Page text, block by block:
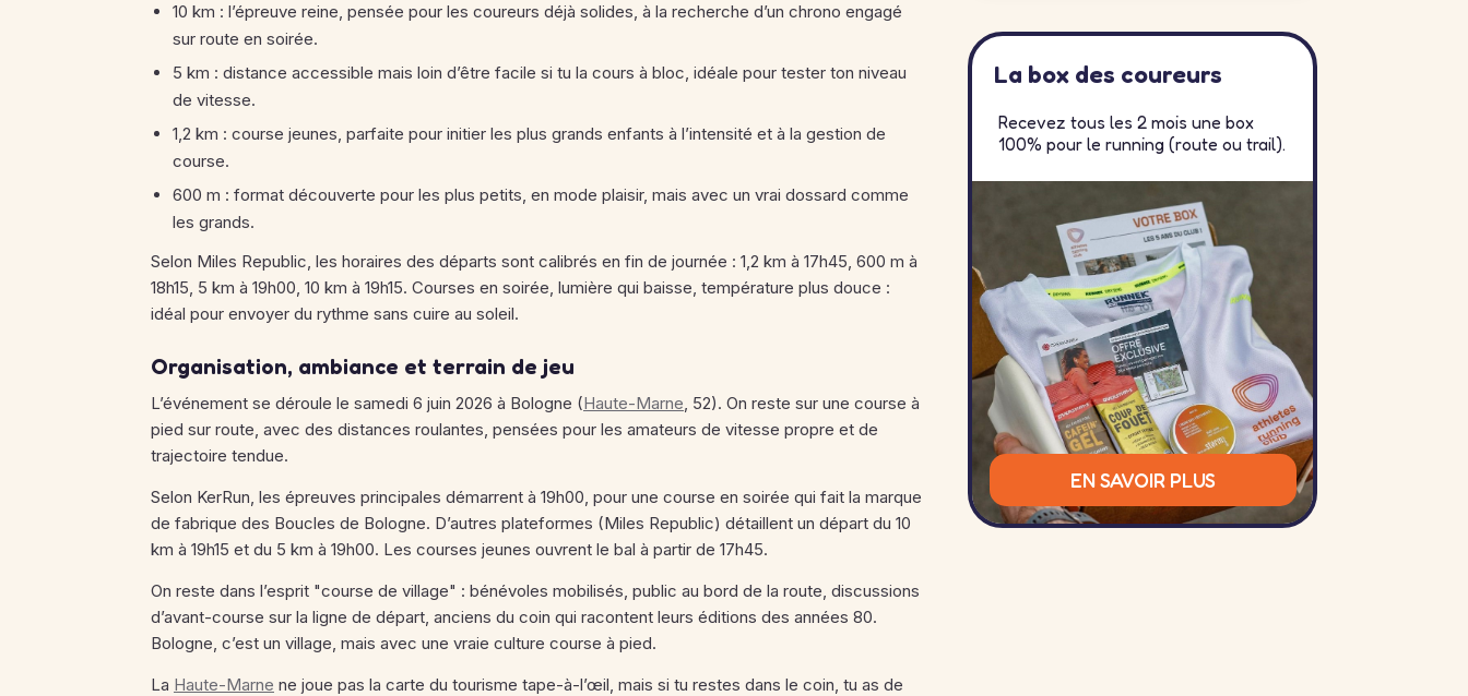
10 km : l’épreuve reine, pensée pour les coureurs déjà solides, à la recherche d’un chrono engagé
sur route en soirée.
5 km : distance accessible mais loin d’être facile si tu la cours à bloc, idéale pour tester ton niveau
de vitesse.
1,2 km : course jeunes, parfaite pour initier les plus grands enfants à l’intensité et à la gestion de
course.
600 m : format découverte pour les plus petits, en mode plaisir, mais avec un vrai dossard comme
les grands.
Selon Miles Republic, les horaires des départs sont calibrés en fin de journée : 1,2 km à 17h45, 600 m à
18h15, 5 km à 19h00, 10 km à 19h15. Courses en soirée, lumière qui baisse, température plus douce :
idéal pour envoyer du rythme sans cuire au soleil.
Organisation, ambiance et terrain de jeu
L’événement se déroule le samedi 6 juin 2026 à Bologne (Haute-Marne, 52). On reste sur une course à
pied sur route, avec des distances roulantes, pensées pour les amateurs de vitesse propre et de
trajectoire tendue.
Selon KerRun, les épreuves principales démarrent à 19h00, pour une course en soirée qui fait la marque
de fabrique des Boucles de Bologne. D’autres plateformes (Miles Republic) détaillent un départ du 10
km à 19h15 et du 5 km à 19h00. Les courses jeunes ouvrent le bal à partir de 17h45.
On reste dans l’esprit "course de village" : bénévoles mobilisés, public au bord de la route, discussions
d’avant-course sur la ligne de départ, anciens du coin qui racontent leurs éditions des années 80.
Bologne, c’est un village, mais avec une vraie culture course à pied.
La Haute-Marne ne joue pas la carte du tourisme tape-à-l’œil, mais si tu restes dans le coin, tu as de
La box des coureurs
Recevez tous les 2 mois une box
100% pour le running (route ou trail).
EN SAVOIR PLUS